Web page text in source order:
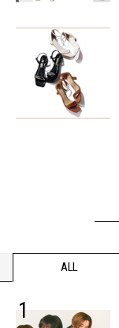
ALL